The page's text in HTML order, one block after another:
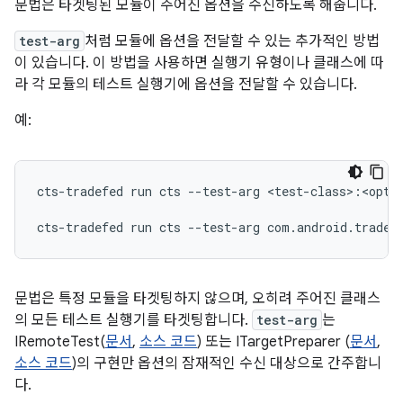
문법은 타겟팅된 모듈이 주어진 옵션을 수신하도록 해줍니다.
test-arg 처럼 모듈에 옵션을 전달할 수 있는 추가적인 방법
이 있습니다. 이 방법을 사용하면 실행기 유형이나 클래스에 따
라 각 모듈의 테스트 실행기에 옵션을 전달할 수 있습니다.
예:
cts-tradefed run cts --test-arg <test-
cts-tradefed run cts --test-arg
문법은 특정 모듈을 타겟팅하지 않으며, 오히려 주어진 클래스
의 모든 테스트 실행기를 타겟팅합니다. test-arg 는
IRemoteTest(문서, 소스 코드) 또는 ITargetPreparer (문서,
소스 코드)의 구현만 옵션의 잠재적인 수신 대상으로 간주합니
다.